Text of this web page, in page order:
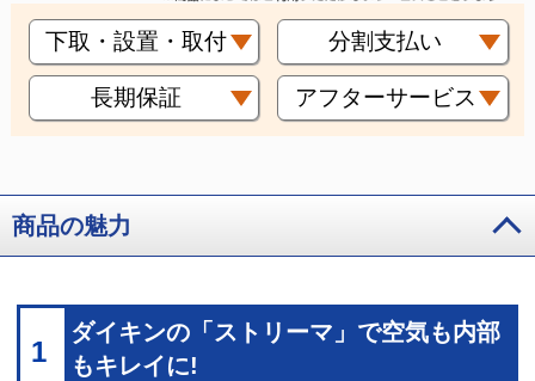
下取・設置・取付 分割支払い
長期保証 アフターサービス
商品の魅力
1
ダイキンの「ストリーマ」で空気も内部
もキレイに!